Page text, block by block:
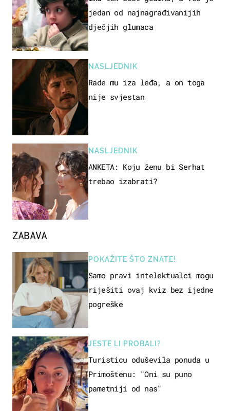
ZABAVA
POKAŽITE ŠTO ZNATE!
Samo pravi intelektualci mogu
riješiti ovaj kviz bez ijedne
pogreške
JESTE LI PROBALI?
Turisticu oduševila ponuda u
Primoštenu: "Oni su puno
pametniji od nas"
jedan od najnagrađivanijih
dječjih glumaca
NASLJEDNIK
Rade mu iza leđa, a on toga
nije svjestan
NASLJEDNIK
ANKETA: Koju ženu bi Serhat
trebao izabrati?